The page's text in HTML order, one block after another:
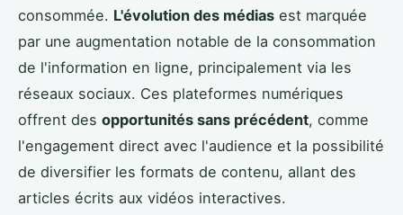
consommée. L'évolution des médias est marquée
par une augmentation notable de la consommation
de l'information en ligne, principalement via les
réseaux sociaux. Ces plateformes numériques
offrent des opportunités sans précédent, comme
l'engagement direct avec l'audience et la possibilité
de diversifier les formats de contenu, allant des
articles écrits aux vidéos interactives.